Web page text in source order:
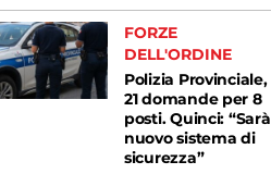
FORZE
DELL'ORDINE
Polizia Provinciale,
21 domande per 8
posti. Quinci: “Sarà
nuovo sistema di
sicurezza”